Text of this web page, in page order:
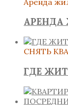
АРЕНДА
СНЯТЬ
ГДЕ